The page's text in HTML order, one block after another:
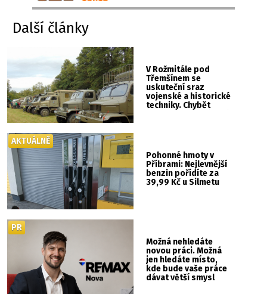
Další články
V Rožmitále pod
Třemšínem se
uskuteční sraz
vojenské a historické
techniky. Chybět
Pohonné hmoty v
Příbrami: Nejlevnější
benzin pořídíte za
39,99 Kč u Silmetu
AKTUÁLNĚ
Možná nehledáte
novou práci. Možná
jen hledáte místo,
kde bude vaše práce
dávat větší smysl
PR